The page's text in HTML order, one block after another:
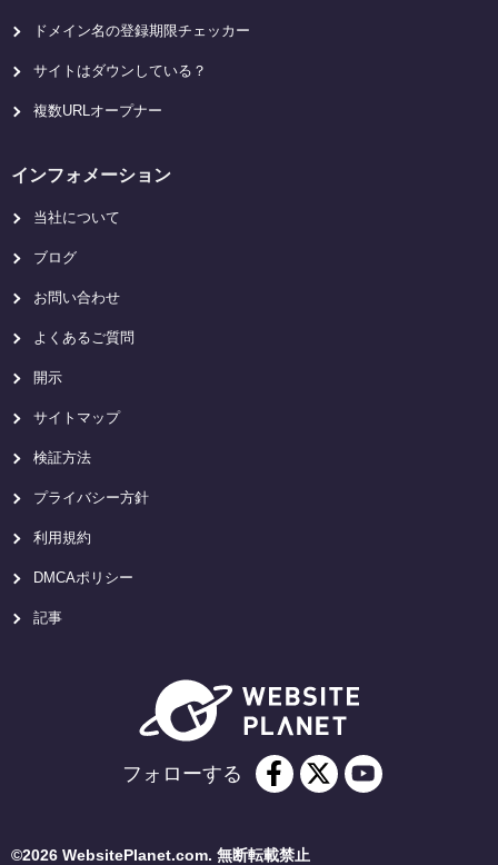
ドメイン名の登録期限チェッカー
サイトはダウンしている？
複数URLオープナー
インフォメーション
当社について
ブログ
お問い合わせ
よくあるご質問
開示
サイトマップ
検証方法
プライバシー方針
利用規約
DMCAポリシー
記事
フォローする
©2026 WebsitePlanet.com. 無断転載禁止